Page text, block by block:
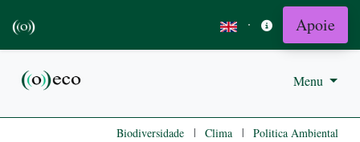
· Apoie
Menu
Biodiversidade | Clima | Politica Ambiental